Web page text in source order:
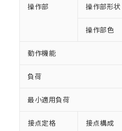
操作部 操作部形状
操作部色
動作機能
負荷
最小適用負荷
接点定格 接点構成